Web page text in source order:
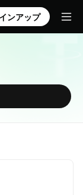
ンアップ